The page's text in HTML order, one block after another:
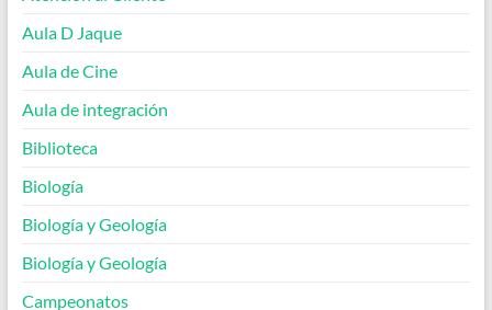
Aula D Jaque
Aula de Cine
Aula de integración
Biblioteca
Biología
Biología y Geología
Biología y Geología
Campeonatos